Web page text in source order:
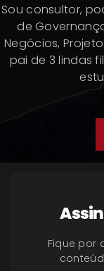
Sou consultor,
de
Negócios,
pai de 3 lindas
Fique por